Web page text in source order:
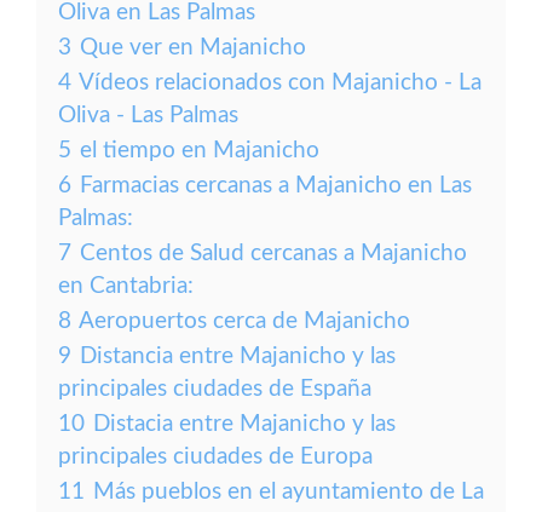
Oliva en Las Palmas
3 Que ver en Majanicho
4 Vídeos relacionados con Majanicho - La
Oliva - Las Palmas
5 el tiempo en Majanicho
6 Farmacias cercanas a Majanicho en Las
Palmas:
7 Centos de Salud cercanas a Majanicho
en Cantabria:
8 Aeropuertos cerca de Majanicho
9 Distancia entre Majanicho y las
principales ciudades de España
10 Distacia entre Majanicho y las
principales ciudades de Europa
11 Más pueblos en el ayuntamiento de La